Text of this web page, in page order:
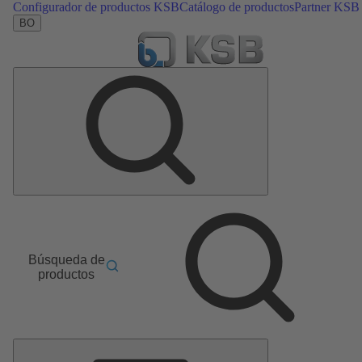
Configurador de productos KSBCatálogo de productosPartner KSB
BO
Búsqueda de
productos